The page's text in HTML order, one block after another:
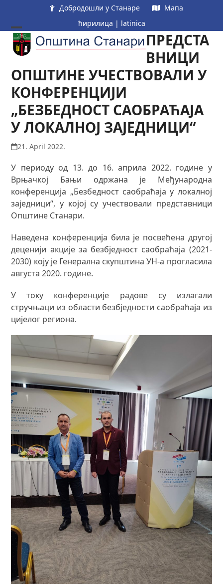
content
Добродошли у Станаре
Мапа
ћирилица | latinica
Open
mobile
menu
Close
mobile
menu
ПРЕДСТА
ВНИЦИ
ОПШТИНЕ УЧЕСТВОВАЛИ У
КОНФЕРЕНЦИЈИ
„БЕЗБЕДНОСТ САОБРАЋАЈА
У ЛОКАЛНОЈ ЗАЈЕДНИЦИ“
21. April 2022.
У периоду од 13. до 16. априла 2022. године у
Врњачкој Бањи одржана је Међународна
конференција „Безбедност саобраћаја у локалној
заједници“, у којој су учествовали представници
Општине Станари.
Наведена конференција била је посвећена другој
деценији акције за безбједност саобраћаја (2021-
2030) коју је Генерална скупштина УН-а прогласила
августа 2020. године.
У току конференције радове су излагали
стручњаци из области безбједности саобраћаја из
цијелог региона.